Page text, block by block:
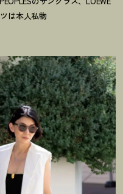
は本人私物